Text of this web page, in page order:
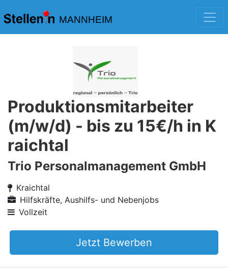
MANNHEIM
Produktionsmitarbeiter
(m/w/d) - bis zu 15€/h in K
raichtal
Trio Personalmanagement GmbH
Kraichtal
Hilfskräfte, Aushilfs- und Nebenjobs
Vollzeit
Jetzt Bewerben